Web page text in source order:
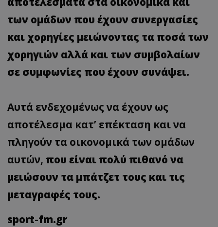
των ομάδων που έχουν συνεργασίες
και χορηγίες μειώνοντας τα ποσά των
χορηγιών αλλά και των συμβολαίων
σε συμφωνίες που έχουν συνάψει.
Αυτά ενδεχομένως να έχουν ως
αποτέλεσμα κατ’ επέκταση και να
πληγούν τα οικονομικά των ομάδων
αυτών, που είναι πολύ πιθανό να
μειώσουν τα μπάτζετ τους και τις
μεταγραφές τους.
sport-fm.gr